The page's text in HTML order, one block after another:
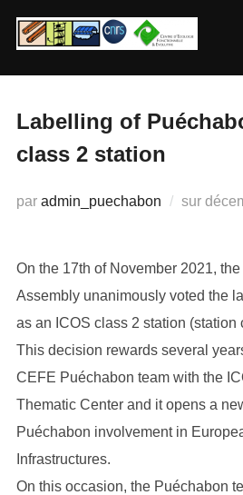
Labelling of
class 2 station
par admin_puechabon sur
On the 17th of November 2021,
Assembly unanimously voted the
as an ICOS class 2 station (station
This decision rewards several
CEFE Puéchabon team with the
Thematic Center and it opens a
Puéchabon involvement in
Infrastructures.
On this occasion, the Puéchabon